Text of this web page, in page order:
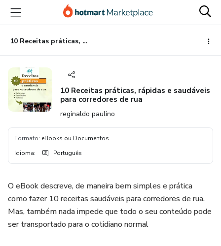
para
conteúdo
principal
para
pagamento
para
rodapé
10 Receitas práticas, rápidas e saudáveis para corredores de rua
10 Receitas práticas, rápidas e saudáveis
para corredores de rua
reginaldo paulino
Formato: eBooks ou Documentos
Idioma: Português
O eBook descreve, de maneira bem simples e prática
como fazer 10 receitas saudáveis para corredores de rua.
Mas, também nada impede que todo o seu conteúdo pode
ser transportado para o cotidiano normal